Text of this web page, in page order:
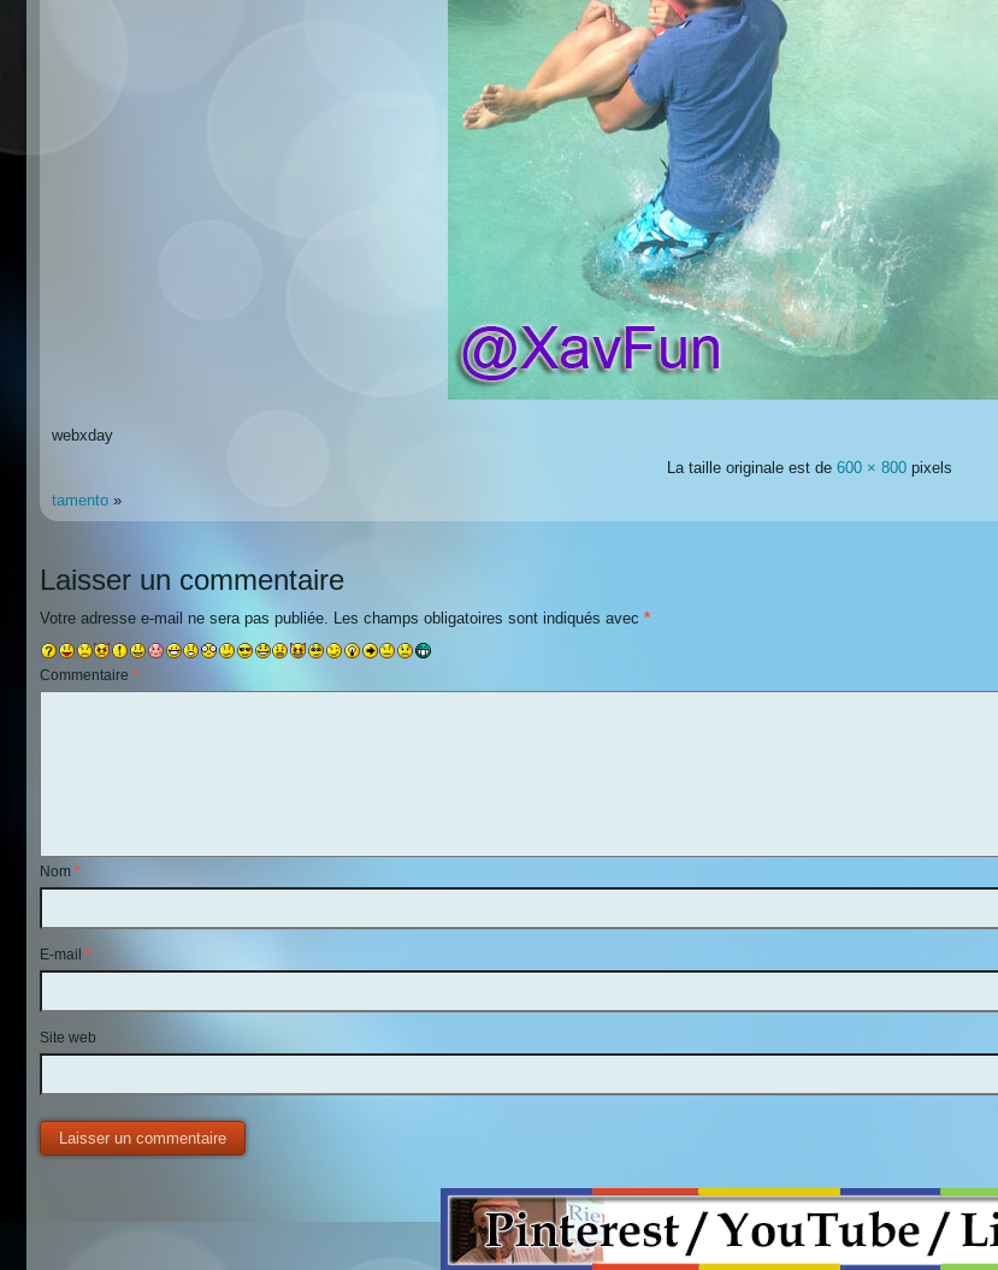
webxday
La taille originale est de 600 × 800pixels
tamento »
Laisser un commentaire
Votre adresse e-mail ne sera pas publiée. Les champs obligatoires sont indiqués avec *
Commentaire *
Nom *
E-mail *
Site web